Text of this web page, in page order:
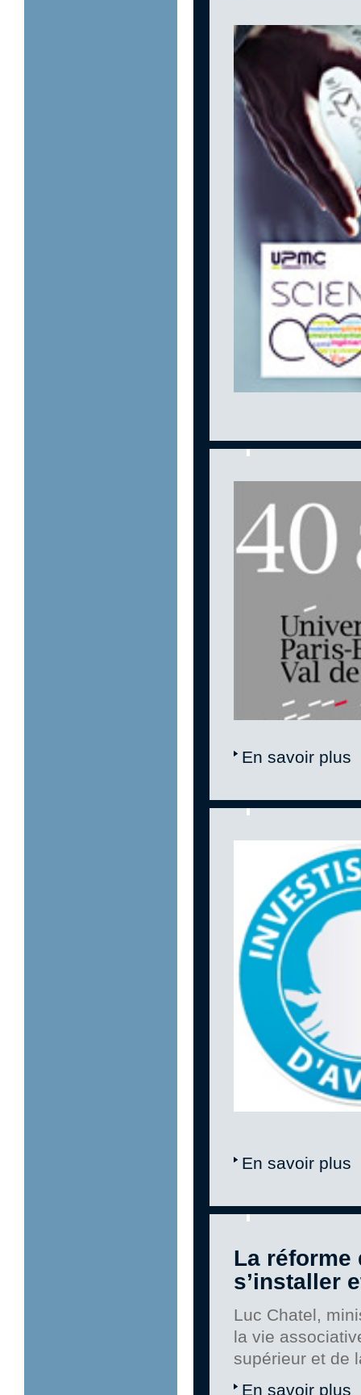
En savoir plus
En savoir plus
La réforme
s’installer
Luc Chatel,
la vie
supérieur et de
En savoir plus